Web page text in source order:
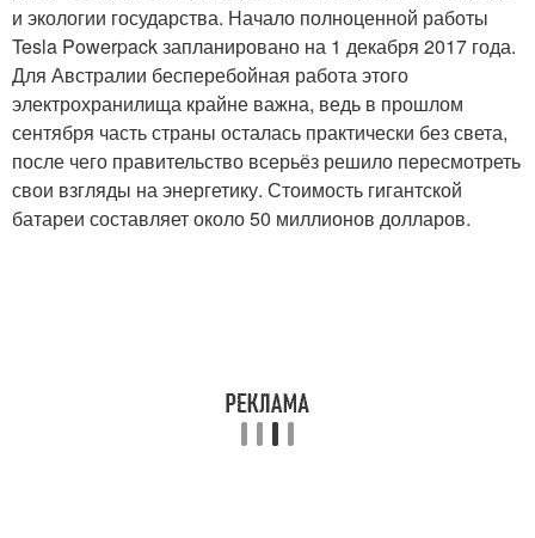
и экологии государства. Начало полноценной работы
Tesla Powerpack запланировано на 1 декабря 2017 года.
Для Австралии бесперебойная работа этого
электрохранилища крайне важна, ведь в прошлом
сентября часть страны осталась практически без света,
после чего правительство всерьёз решило пересмотреть
свои взгляды на энергетику. Стоимость гигантской
батареи составляет около 50 миллионов долларов.